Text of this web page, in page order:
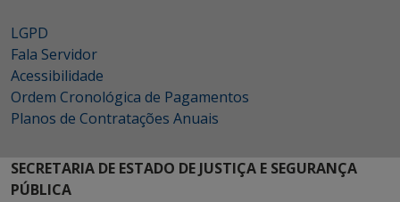
LGPD
Fala Servidor
Acessibilidade
Ordem Cronológica de Pagamentos
Planos de Contratações Anuais
SECRETARIA DE ESTADO DE JUSTIÇA E SEGURANÇA
PÚBLICA